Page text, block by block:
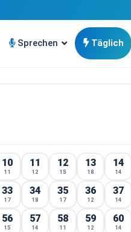
Sprechen Täglich
10
11
11
12
12
15
13
18
14
14
33
17
34
18
35
17
36
12
37
14
56
15
57
14
58
11
59
12
60
14